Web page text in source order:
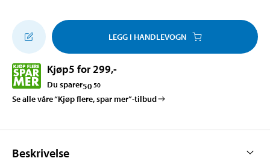
LEGG I HANDLEVOGN
Kjøp5 for 299,-
Du sparer50 50
Se alle våre “Kjøp flere, spar mer”-tilbud
Beskrivelse